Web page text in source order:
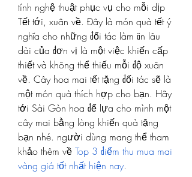
tính nghệ thuật phục vụ cho mỗi dịp
Tết tới, xuân về. Đây là món quà tết ý
nghĩa cho những đối tác làm ăn lâu
dài của đơn vị là một việc khiến cấp
thiết và không thể thiếu mỗi độ xuân
về. Cây hoa mai tết tặng đối tác sẽ là
một món quà thích hợp cho bạn. Hãy
tới Sài Gòn hoa để lựa cho mình một
cây mai bằng lòng khiến quà tặng
bạn nhé. người dùng mang thể tham
khảo thêm về Top 3 điểm thu mua mai
vàng giá tốt nhất hiện nay.